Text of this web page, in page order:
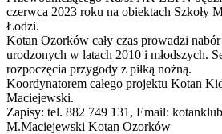
czerwca 2023 roku na obiektach Szkoły
Łodzi.
Kotan Ozorków cały czas prowadzi
urodzonych w latach 2010 i młodszych.
rozpoczęcia przygody z piłką nożną.
Koordynatorem całego projektu Kotan
Maciejewski.
Zapisy: tel. 882 749 131, Email:
M.Maciejewski Kotan Ozorków